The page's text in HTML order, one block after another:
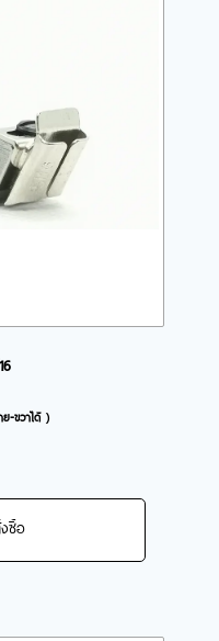
-ขวาได้ )
ซื้อ